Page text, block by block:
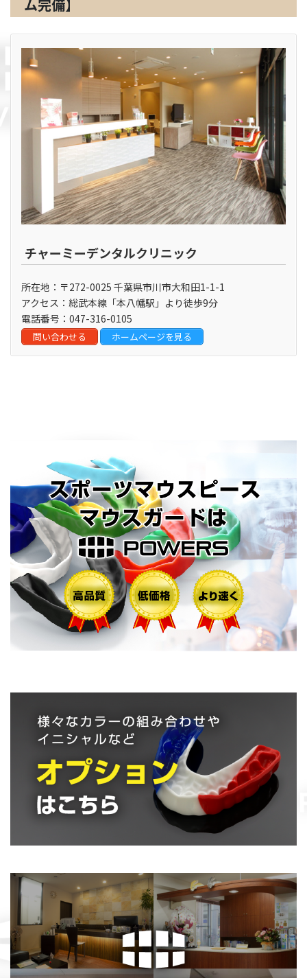
ム完備】
チャーミーデンタルクリニック
所在地：〒272-0025 千葉県市川市大和田1-1-1
アクセス：総武本線「本八幡駅」より徒歩9分
電話番号：047-316-0105
問い合わせる ホームページを見る